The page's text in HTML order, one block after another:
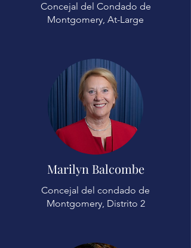
Concejal del Condado de
Montgomery, At-Large
Marilyn Balcombe
Concejal del condado de
Montgomery, Distrito 2